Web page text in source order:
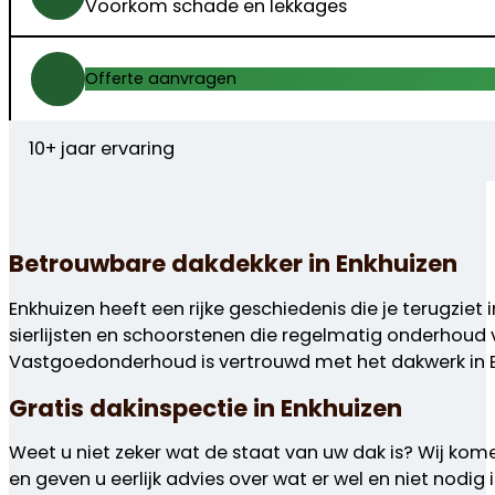
Betrouwbare dakdekker in Enkhuizen
Enkhuizen heeft een rijke geschiedenis die je
sierlijsten en schoorstenen die regelmatig onderhoud
Vastgoedonderhoud is vertrouwd met het dakwerk in
Gratis dakinspectie in Enkhuizen
Weet u niet zeker wat de staat van uw dak is? Wij
en geven u eerlijk advies over wat er wel en niet
Voorkom schade en lekkages
Offerte aanvragen
10+ jaar ervaring